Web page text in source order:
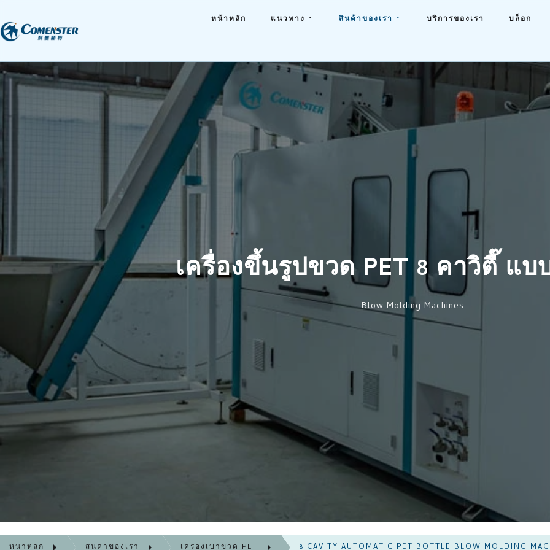
หน้าหลัก แนวทาง สินค้าของเรา บริการของเรา บล็อก
เครื่องขึ้นรูปขวด PET 8 คาวิตี๊ แ
Blow Molding Machines
หน้าหลัก สินค้าของเรา เครื่องเป่าขวด PET 8 CAVITY AUTOMATIC PET BOTTLE BLOW MOLDING